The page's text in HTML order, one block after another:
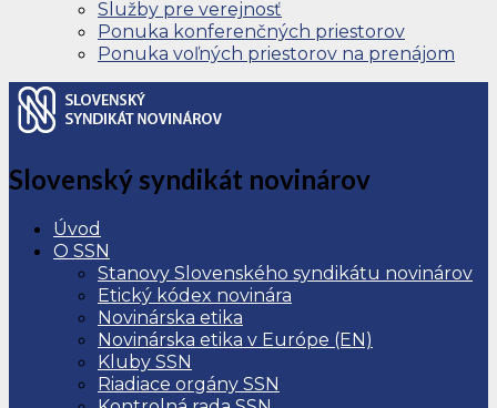
Služby pre verejnosť
Ponuka konferenčných priestorov
Ponuka voľných priestorov na prenájom
Slovenský syndikát novinárov
Úvod
O SSN
Stanovy Slovenského syndikátu novinárov
Etický kódex novinára
Novinárska etika
Novinárska etika v Európe (EN)
Kluby SSN
Riadiace orgány SSN